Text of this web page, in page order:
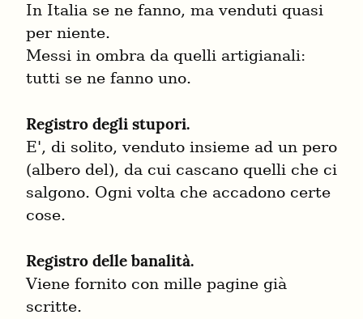
In Italia se ne fanno, ma venduti quasi
per niente.
Messi in ombra da quelli artigianali:
tutti se ne fanno uno.
Registro degli stupori.
E', di solito, venduto insieme ad un pero
(albero del), da cui cascano quelli che ci
salgono. Ogni volta che accadono certe
cose.
Registro delle banalità.
Viene fornito con mille pagine già
scritte.